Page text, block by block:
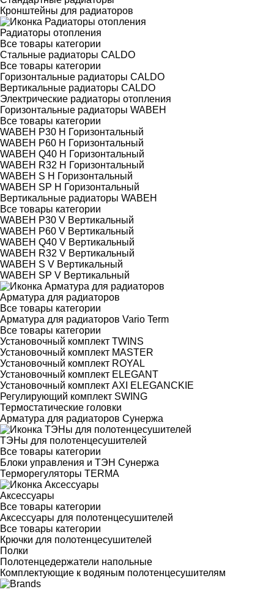
Кронштейны для радиаторов
Радиаторы отопления
Все товары категории
Стальные радиаторы CALDO
Все товары категории
Горизонтальные радиаторы CALDO
Вертикальные радиаторы CALDO
Электрические радиаторы отопления
Горизонтальные радиаторы WABEH
Все товары категории
WABEH P30 H Горизонтальный
WABEH P60 H Горизонтальный
WABEH Q40 H Горизонтальный
WABEH R32 H Горизонтальный
WABEH S H Горизонтальный
WABEH SP H Горизонтальный
Вертикальные радиаторы WABEH
Все товары категории
WABEH P30 V Вертикальный
WABEH P60 V Вертикальный
WABEH Q40 V Вертикальный
WABEH R32 V Вертикальный
WABEH S V Вертикальный
WABEH SP V Вертикальный
Арматура для радиаторов
Все товары категории
Арматура для радиаторов Vario Term
Все товары категории
Установочный комплект TWINS
Установочный комплект MASTER
Установочный комплект ROYAL
Установочный комплект ELEGANT
Установочный комплект AXI ELEGANCKIE
Регулирующий комплект SWING
Термостатические головки
Арматура для радиаторов Сунержа
ТЭНы для полотенцесушителей
Все товары категории
Блоки управления и ТЭН Сунержа
Терморегуляторы TERMA
Аксессуары
Все товары категории
Аксессуары для полотенцесушителей
Все товары категории
Крючки для полотенцесушителей
Полки
Полотенцедержатели напольные
Комплектующие к водяным полотенцесушителям